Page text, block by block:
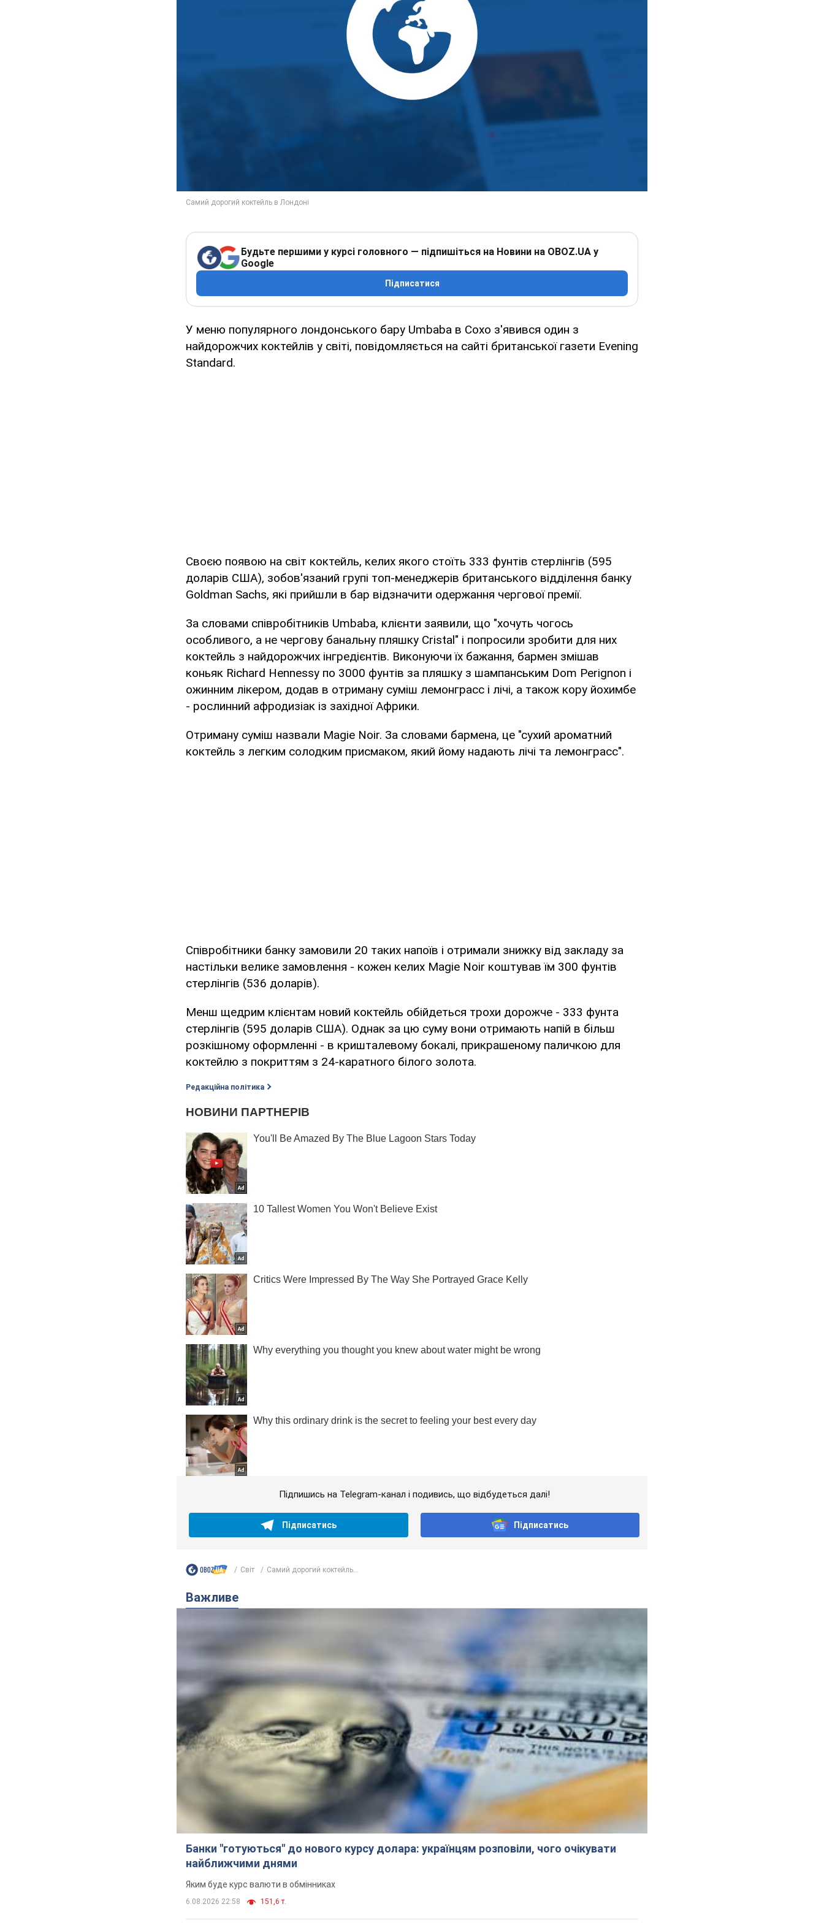
Будьте першими у курсі головного — підпишіться на Новини на OBOZ.UA у
Google
Підписатися
У меню популярного лондонського бару Umbaba в Сохо з'явився один з
найдорожчих коктейлів у світі, повідомляється на сайті британської газети Evening
Standard.
Своєю появою на світ коктейль, келих якого стоїть 333 фунтів стерлінгів (595
доларів США), зобов'язаний групі топ-менеджерів британського відділення банку
Goldman Sachs, які прийшли в бар відзначити одержання чергової премії.
За словами співробітників Umbaba, клієнти заявили, що "хочуть чогось
особливого, а не чергову банальну пляшку Cristal" і попросили зробити для них
коктейль з найдорожчих інгредієнтів. Виконуючи їх бажання, бармен змішав
коньяк Richard Hennessy по 3000 фунтів за пляшку з шампанським Dom Perignon і
ожинним лікером, додав в отриману суміш лемонграсс і лічі, а також кору йохимбе
- рослинний афродизіак із західної Африки.
Отриману суміш назвали Magie Noir. За словами бармена, це "сухий ароматний
коктейль з легким солодким присмаком, який йому надають лічі та лемонграсс".
Співробітники банку замовили 20 таких напоїв і отримали знижку від закладу за
настільки велике замовлення - кожен келих Magie Noir коштував їм 300 фунтів
стерлінгів (536 доларів).
Менш щедрим клієнтам новий коктейль обійдеться трохи дорожче - 333 фунта
стерлінгів (595 доларів США). Однак за цю суму вони отримають напій в більш
розкішному оформленні - в кришталевому бокалі, прикрашеному паличкою для
коктейлю з покриттям з 24-каратного білого золота.
Редакційна політика
Підпишись на Telegram-канал і подивись, що відбудеться далі!
Підписатись Підписатись
Світ Cамий дорогий коктейль...
Важливе
Банки "готуються" до нового курсу долара: українцям розповіли, чого очікувати
найближчими днями
Яким буде курс валюти в обмінниках
6.08.2026 22:58 151,6 т.